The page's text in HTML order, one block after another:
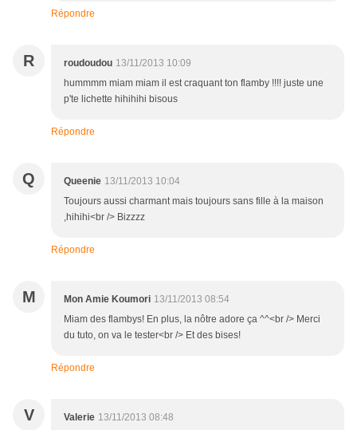
Répondre
R roudoudou 13/11/2013 10:09
hummmm miam miam il est craquant ton flamby !!!! juste une
p'te lichette hihihihi bisous
Répondre
Q Queenie 13/11/2013 10:04
Toujours aussi charmant mais toujours sans fille à la maison
,hihihi<br /> Bizzzz
Répondre
M Mon Amie Koumori 13/11/2013 08:54
Miam des flambys! En plus, la nôtre adore ça ^^<br /> Merci
du tuto, on va le tester<br /> Et des bises!
Répondre
V Valerie 13/11/2013 08:48